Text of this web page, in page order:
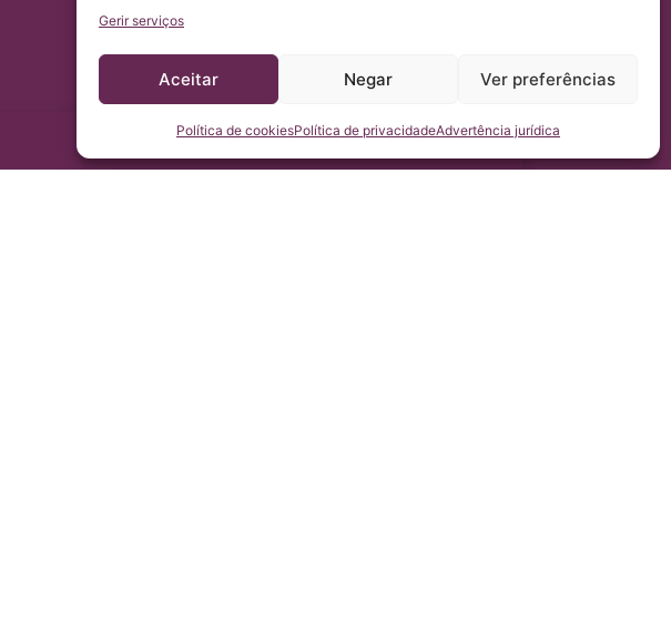
Gerir serviços
Aceitar Negar Ver preferências
Política de cookiesPolítica de privacidadeAdvertência jurídica